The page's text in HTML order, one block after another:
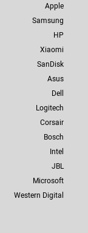
Apple
Samsung
HP
Xiaomi
SanDisk
Asus
Dell
Logitech
Corsair
Bosch
Intel
JBL
Microsoft
Western Digital